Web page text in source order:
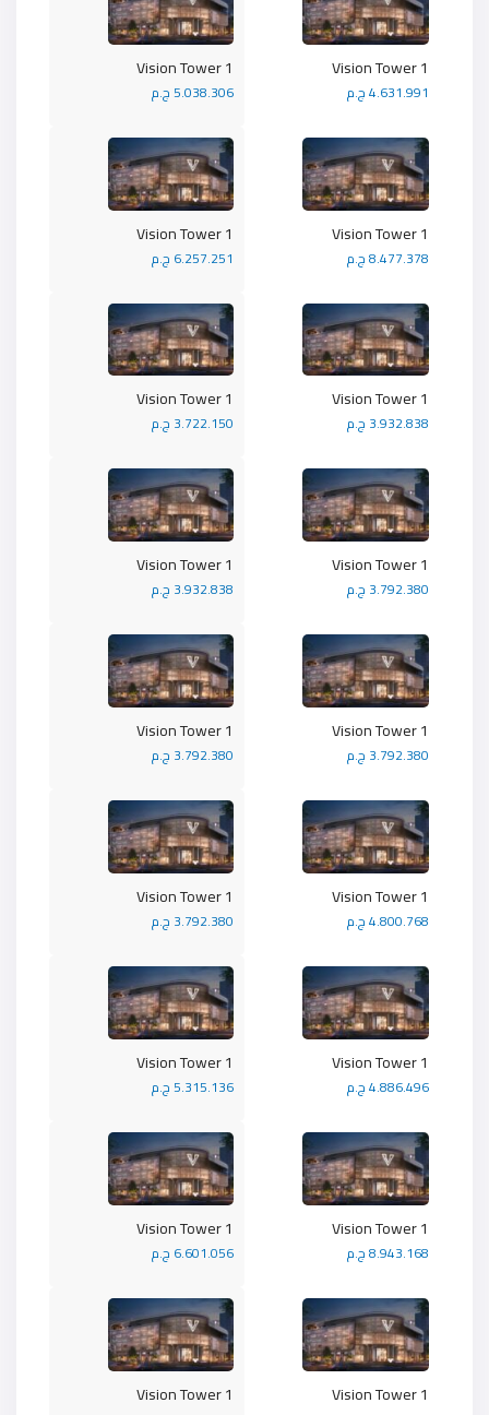
Vision Tower 1
5.038.306 ج.م
Vision Tower 1
4.631.991 ج.م
Vision Tower 1
6.257.251 ج.م
Vision Tower 1
8.477.378 ج.م
Vision Tower 1
3.722.150 ج.م
Vision Tower 1
3.932.838 ج.م
Vision Tower 1
3.932.838 ج.م
Vision Tower 1
3.792.380 ج.م
Vision Tower 1
3.792.380 ج.م
Vision Tower 1
3.792.380 ج.م
Vision Tower 1
3.792.380 ج.م
Vision Tower 1
4.800.768 ج.م
Vision Tower 1
5.315.136 ج.م
Vision Tower 1
4.886.496 ج.م
Vision Tower 1
6.601.056 ج.م
Vision Tower 1
8.943.168 ج.م
Vision Tower 1 Vision Tower 1